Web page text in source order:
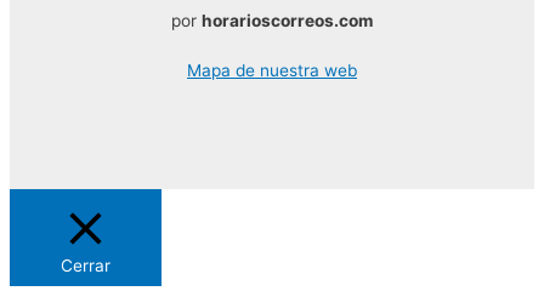
por horarioscorreos.com
Mapa de nuestra web
Cerrar